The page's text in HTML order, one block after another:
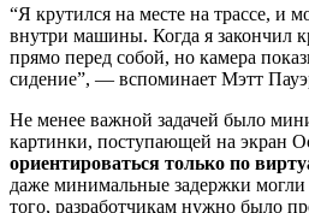
“Я крутился на месте на трассе, и
внутри машины. Когда я закончил
прямо перед собой, но камера
сидение”, — вспоминает Мэтт
Не менее важной задачей было
картинки, поступающей на экран
ориентироваться только по
даже минимальные задержки могли
того, разработчикам нужно было